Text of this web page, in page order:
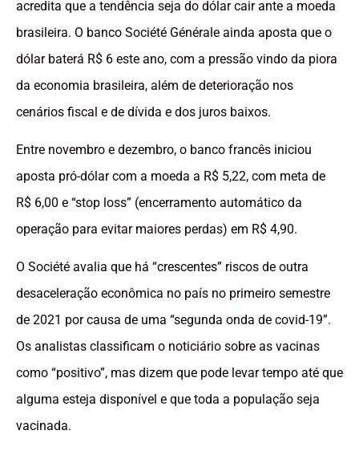
acredita que a tendência seja do dólar cair ante a moeda
brasileira. O banco Société Générale ainda aposta que o
dólar baterá R$ 6 este ano, com a pressão vindo da piora
da economia brasileira, além de deterioração nos
cenários fiscal e de dívida e dos juros baixos.
Entre novembro e dezembro, o banco francês iniciou
aposta pró-dólar com a moeda a R$ 5,22, com meta de
R$ 6,00 e “stop loss” (encerramento automático da
operação para evitar maiores perdas) em R$ 4,90.
O Société avalia que há “crescentes” riscos de outra
desaceleração econômica no país no primeiro semestre
de 2021 por causa de uma “segunda onda de covid-19”.
Os analistas classificam o noticiário sobre as vacinas
como “positivo”, mas dizem que pode levar tempo até que
alguma esteja disponível e que toda a população seja
vacinada.